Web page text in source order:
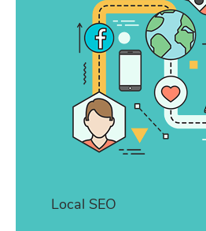
Local SEO